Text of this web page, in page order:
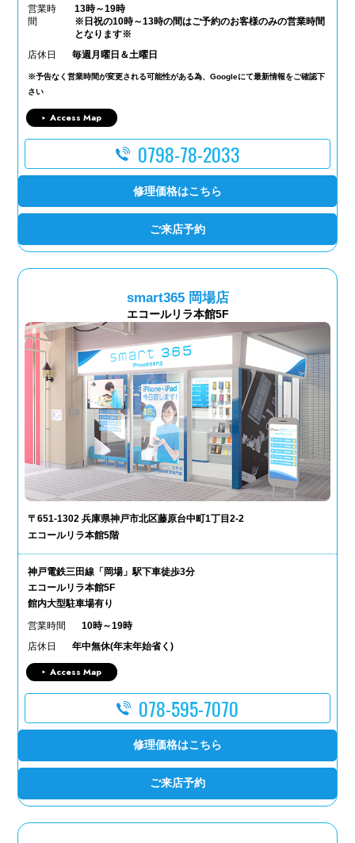
営業時
間
13時～19時
※日祝の10時～13時の間はご予約のお客様のみの営業時間
となります※
店休日
毎週月曜日＆土曜日
※予告なく営業時間が変更される可能性がある為、Googleにて最新情報をご確認下
さい
Access Map
0798-78-2033
修理価格はこちら
ご来店予約
smart365 岡場店
エコールリラ本館5F
〒651-1302 兵庫県神戸市北区藤原台中町1丁目2-2
エコールリラ本館5階
神戸電鉄三田線「岡場」駅下車徒歩3分
エコールリラ本館5F
館内大型駐車場有り
営業時間
10時～19時
店休日
年中無休(年末年始省く)
Access Map
078-595-7070
修理価格はこちら
ご来店予約